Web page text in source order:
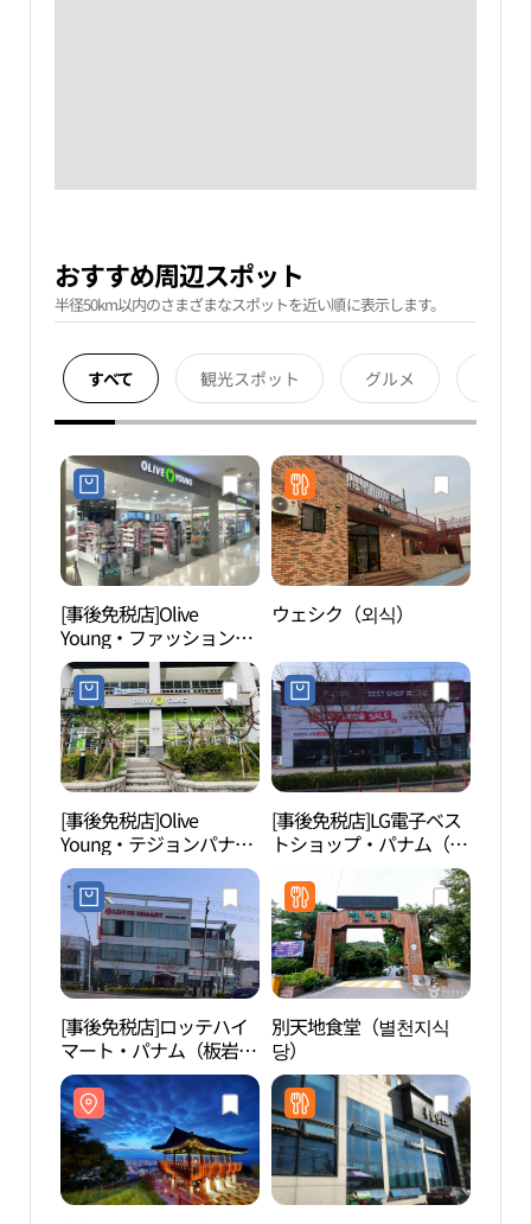
おすすめ周辺スポット
半径50km以内のさまざまなスポットを近い順に表示します。
すべて 観光スポット グルメ
[事後免税店]Olive
Young・ファッションア
イランドテジョン（大
田）店(올리브영 패션아
일랜드대전점)
ウェシク（외식）
[事後免税店]Olive
Young・テジョンパナム
（大田板岩）店(올리브
영 대전판암점)
[事後免税店]LG電子ベス
トショップ・パナム（板
岩）店(LG전자 베스트샵
판암점)
[事後免税店]ロッテハイ
マート・パナム（板岩）
店(롯데하이마트 판암점)
別天地食堂（별천지식
당）